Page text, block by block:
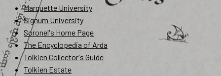
Marquette University
Signum University
Soronel's Home Page
The Encyclopedia of Arda
Tolkien Collector's Guide
Tolkien Estate